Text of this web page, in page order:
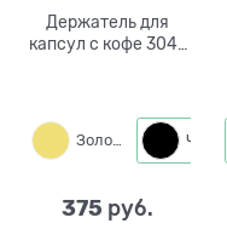
Держатель для
капсул с кофе 304-
Золото
375 руб.